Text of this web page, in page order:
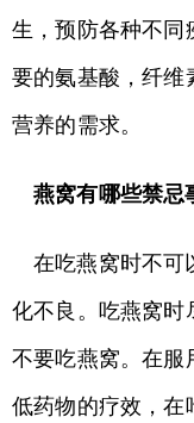
生，预防各种不同
要的氨基酸，纤维
营养的需求。
燕窝有哪些禁忌
在吃燕窝时不可
化不良。吃燕窝时
不要吃燕窝。在服
低药物的疗效，在